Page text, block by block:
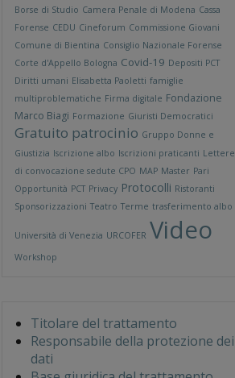
Borse di Studio Camera Penale di Modena Cassa
Forense CEDU Cineforum Commissione Giovani
Comune di Bientina Consiglio Nazionale Forense
Corte d'Appello Bologna Covid-19 Depositi PCT
Diritti umani Elisabetta Paoletti famiglie
multiproblematiche Firma digitale Fondazione
Marco Biagi Formazione Giuristi Democratici
Gratuito patrocinio Gruppo Donne e
Giustizia Iscrizione albo Iscrizioni praticanti Lettere
di convocazione sedute CPO MAP Master Pari
Opportunità PCT Privacy Protocolli Ristoranti
Sponsorizzazioni Teatro Terme trasferimento albo
Università di Venezia URCOFER Video
Workshop
Titolare del trattamento
Responsabile della protezione dei
dati